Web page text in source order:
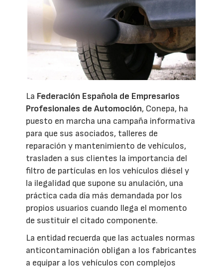
La Federación Española de Empresarios
Profesionales de Automoción, Conepa, ha
puesto en marcha una campaña informativa
para que sus asociados, talleres de
reparación y mantenimiento de vehículos,
trasladen a sus clientes la importancia del
filtro de partículas en los vehículos diésel y
la ilegalidad que supone su anulación, una
práctica cada día más demandada por los
propios usuarios cuando llega el momento
de sustituir el citado componente.
La entidad recuerda que las actuales normas
anticontaminación obligan a los fabricantes
a equipar a los vehículos con complejos